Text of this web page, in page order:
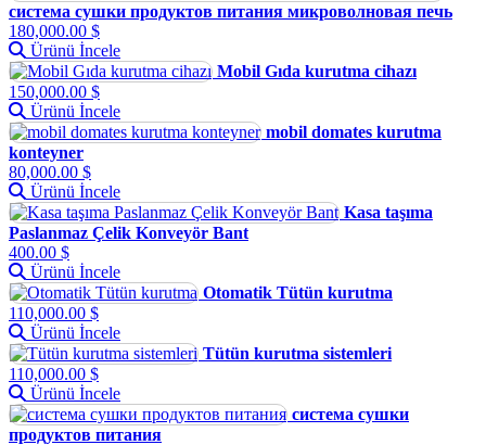
система сушки продуктов питания микроволновая печь
180,000.00 $
Ürünü İncele
Mobil Gıda kurutma cihazı
150,000.00 $
Ürünü İncele
mobil domates kurutma
konteyner
80,000.00 $
Ürünü İncele
Kasa taşıma
Paslanmaz Çelik Konveyör Bant
400.00 $
Ürünü İncele
Otomatik Tütün kurutma
110,000.00 $
Ürünü İncele
Tütün kurutma sistemleri
110,000.00 $
Ürünü İncele
система сушки
продуктов питания